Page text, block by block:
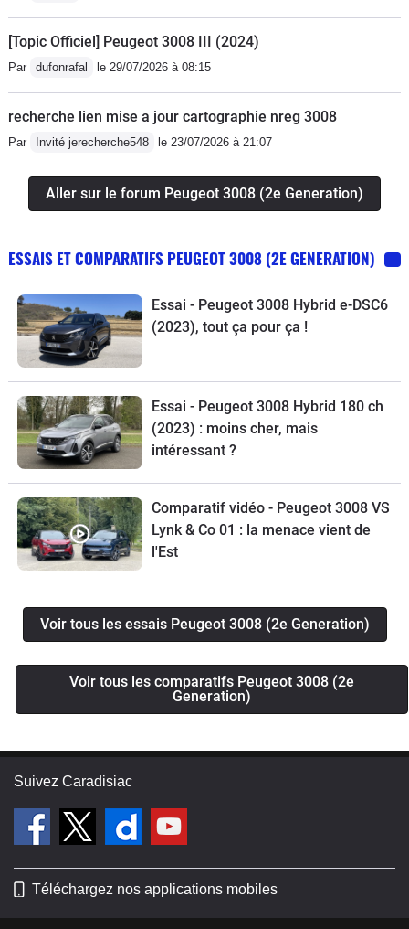
[Topic Officiel] Peugeot 3008 III (2024)
Par dufonrafal le 29/07/2026 à 08:15
recherche lien mise a jour cartographie nreg 3008
Par Invité jerecherche548 le 23/07/2026 à 21:07
Aller sur le forum Peugeot 3008 (2e Generation)
ESSAIS ET COMPARATIFS PEUGEOT 3008 (2E GENERATION)
Essai - Peugeot 3008 Hybrid e-DSC6
(2023), tout ça pour ça !
Essai - Peugeot 3008 Hybrid 180 ch
(2023) : moins cher, mais
intéressant ?
Comparatif vidéo - Peugeot 3008 VS
Lynk & Co 01 : la menace vient de
l'Est
Voir tous les essais Peugeot 3008 (2e Generation)
Voir tous les comparatifs Peugeot 3008 (2e
Generation)
Suivez Caradisiac
Téléchargez nos applications mobiles